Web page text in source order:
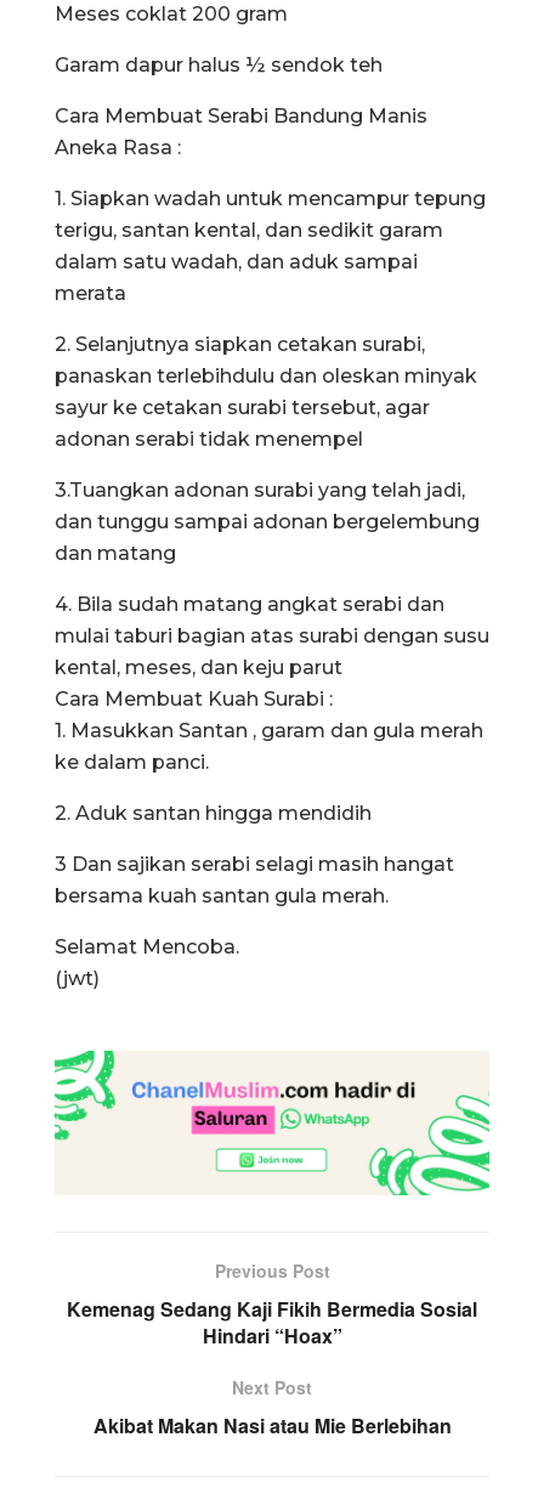
Meses coklat 200 gram
Garam dapur halus ½ sendok teh
Cara Membuat Serabi Bandung Manis
Aneka Rasa :
1. Siapkan wadah untuk mencampur tepung
terigu, santan kental, dan sedikit garam
dalam satu wadah, dan aduk sampai
merata
2. Selanjutnya siapkan cetakan surabi,
panaskan terlebihdulu dan oleskan minyak
sayur ke cetakan surabi tersebut, agar
adonan serabi tidak menempel
3.Tuangkan adonan surabi yang telah jadi,
dan tunggu sampai adonan bergelembung
dan matang
4. Bila sudah matang angkat serabi dan
mulai taburi bagian atas surabi dengan susu
kental, meses, dan keju parut
Cara Membuat Kuah Surabi :
1. Masukkan Santan , garam dan gula merah
ke dalam panci.
2. Aduk santan hingga mendidih
3 Dan sajikan serabi selagi masih hangat
bersama kuah santan gula merah.
Selamat Mencoba.
(jwt)
Previous Post
Kemenag Sedang Kaji Fikih Bermedia Sosial
Hindari “Hoax”
Next Post
Akibat Makan Nasi atau Mie Berlebihan